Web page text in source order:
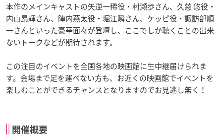
本作のメインキャストの矢逆一稀役・村瀬歩さん、久慈 悠役・
内山昂輝さん、陣内燕太役・堀江瞬さん、ケッピ役・諏訪部順
一さんといった豪華面々が登壇し、ここでしか聴くことの出来
ないトークなどが期待されます。
この注目のイベントを全国各地の映画館に生中継届けられま
す。会場まで足を運べない方も、お近くの映画館でイベントを
楽しむことができるチャンスとなりますのでお見逃し無く！
開催概要